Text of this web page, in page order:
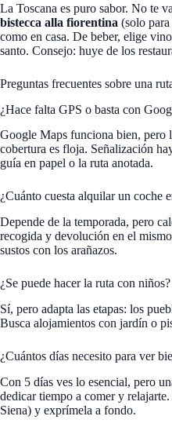
La Toscana es puro sabor. No te
bistecca alla fiorentina (solo
como en casa. De beber, elige
santo. Consejo: huye de los
Preguntas frecuentes sobre una
¿Hace falta GPS o basta con
Google Maps funciona bien, pero
cobertura es floja. Señalización
guía en papel o la ruta anotada.
¿Cuánto cuesta alquilar un coche
Depende de la temporada, pero
recogida y devolución en el
sustos con los arañazos.
¿Se puede hacer la ruta con niños?
Sí, pero adapta las etapas: los
Busca alojamientos con jardín o
¿Cuántos días necesito para ver
Con 5 días ves lo esencial, pero
dedicar tiempo a comer y
Siena) y exprímela a fondo.